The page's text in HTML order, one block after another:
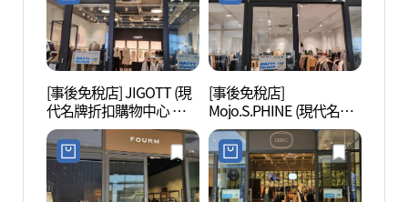
[事後免稅店] JIGOTT (現
代名牌折扣購物中心 松
島店)(지고트 현대프리미
엄아울렛 송도점)
[事後免稅店]
Mojo.S.PHINE (現代名牌
折扣購物中心 松島店)(모
조에스핀 현대프리미엄
아울렛 송도점)